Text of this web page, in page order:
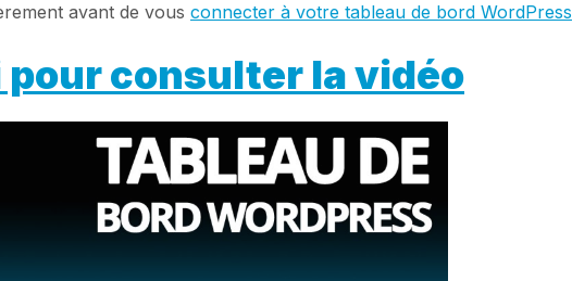
avant de vous connecter à votre tableau de bord WordPress
pour consulter la vidéo